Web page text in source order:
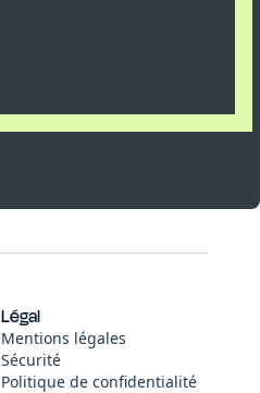
Légal
Mentions légales
Sécurité
Politique de confidentialité